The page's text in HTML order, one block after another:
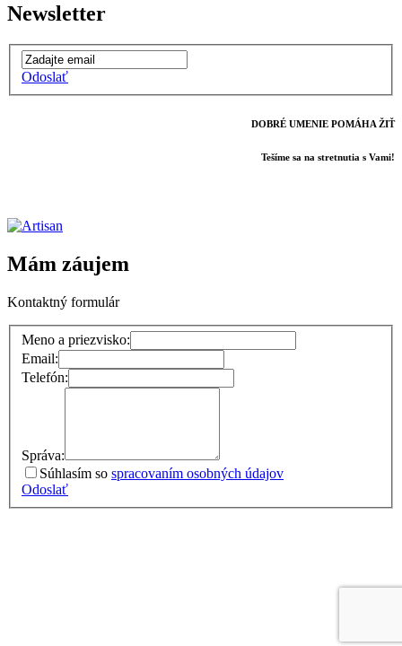
Newsletter
Odoslať
DOBRÉ UMENIE POMÁHA ŽIŤ
Tešíme sa na stretnutia s Vami!
Mám záujem
Kontaktný formulár
Meno a priezvisko:
Email:
Telefón:
Správa:
Súhlasím so spracovaním osobných údajov
Odoslať